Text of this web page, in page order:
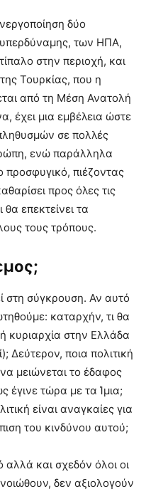
δύο
των ΗΠΑ,
στην περιοχή, και
Τουρκίας, που η
από τη Μέση Ανατολή
έχει μια εμβέλεια ώστε
σε πολλές
ενώ παράλληλα
προσφυγικό, πιέζοντας
προς όλες τις
επεκτείνει τα
τους τρόπους.
στη σύγκρουση. Αν αυτό
καταρχήν, τι θα
κυριαρχία στην Ελλάδα
Δεύτερον, ποια πολιτική
μειώνεται το έδαφος
έγινε τώρα με τα Ίμια;
είναι αναγκαίες για
του κινδύνου αυτού;
αλλά και σχεδόν όλοι οι
δεν αξιολογούν